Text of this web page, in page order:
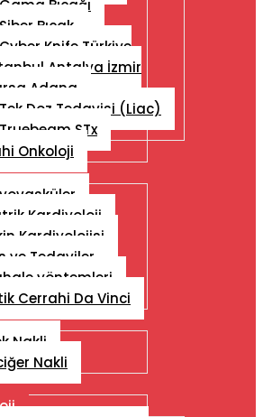
Gama Bıçağı
Siber Bıçak
Cyber ​​Knife Türkiye
Antalya İzmir
Adana
Tek Doz Tedavisi (Liac)
Truebeam STx
Onkoloji
Kardiyoloji
Kardiyolojisi
ve Tedaviler
yöntemleri
Cerrahi Da Vinci
Nakli
Nakli